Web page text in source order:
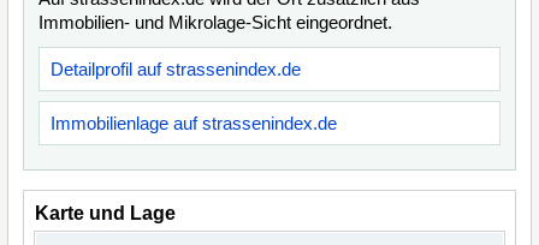
Immobilien- und Mikrolage-Sicht eingeordnet.
Detailprofil auf strassenindex.de
Immobilienlage auf strassenindex.de
Karte und Lage